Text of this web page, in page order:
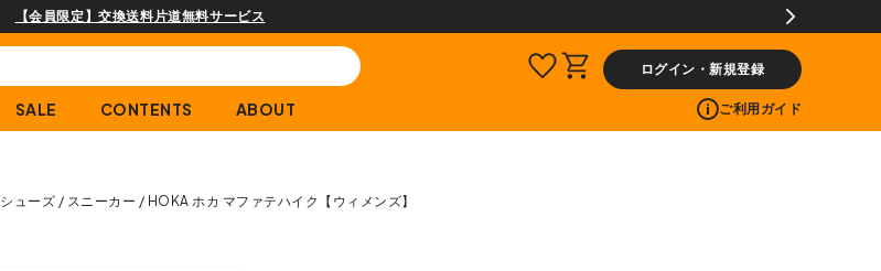
【会員限定】交換送料片道無料サービス
ログイン・新規登録
SALE CONTENTS ABOUT ご利用ガイド
シューズ スニーカー HOKA ホカ マファテハイク【ウィメンズ】